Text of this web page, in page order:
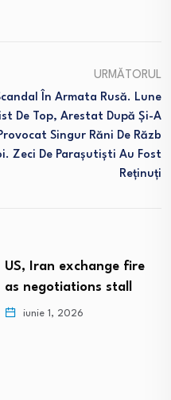
URMĂTORUL
În Armata Rusă. Lune
De Top, Arestat După Și-A
Singur Răni De Răzb
Zeci De Parașutiști Au Fost
Reținuți
US, Iran exchange fire
as negotiations stall
iunie 1, 2026